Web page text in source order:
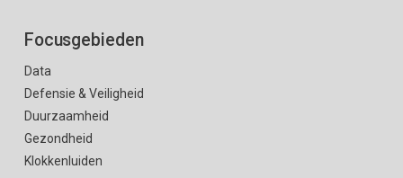
Focusgebieden
Data
Defensie & Veiligheid
Duurzaamheid
Gezondheid
Klokkenluiden